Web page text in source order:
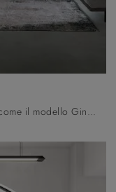
Con salotti e divani ad angolo di Samoa come il modello Ginny in tessuto, potrai ultimare il tuo progetto d'arredo.